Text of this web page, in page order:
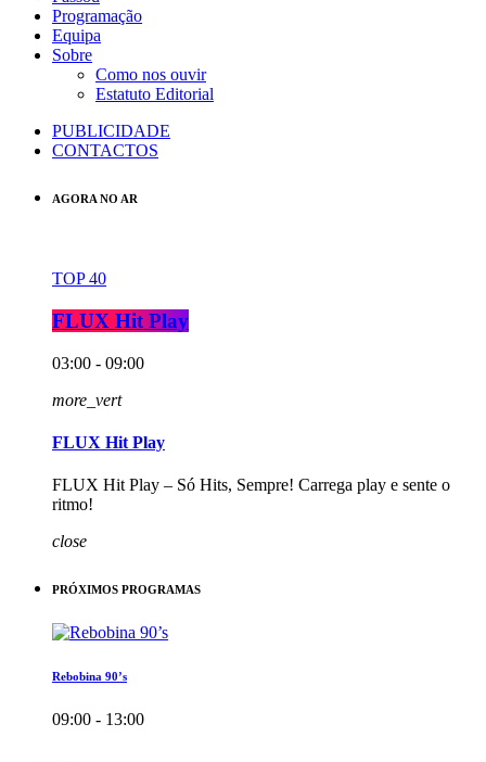
Programação
Equipa
Sobre
Como nos ouvir
Estatuto Editorial
PUBLICIDADE
CONTACTOS
AGORA NO AR
TOP 40
FLUX Hit Play
03:00 - 09:00
more_vert
FLUX Hit Play
FLUX Hit Play – Só Hits, Sempre! Carrega play e sente o
ritmo!
close
PRÓXIMOS PROGRAMAS
Rebobina 90’s
09:00 - 13:00